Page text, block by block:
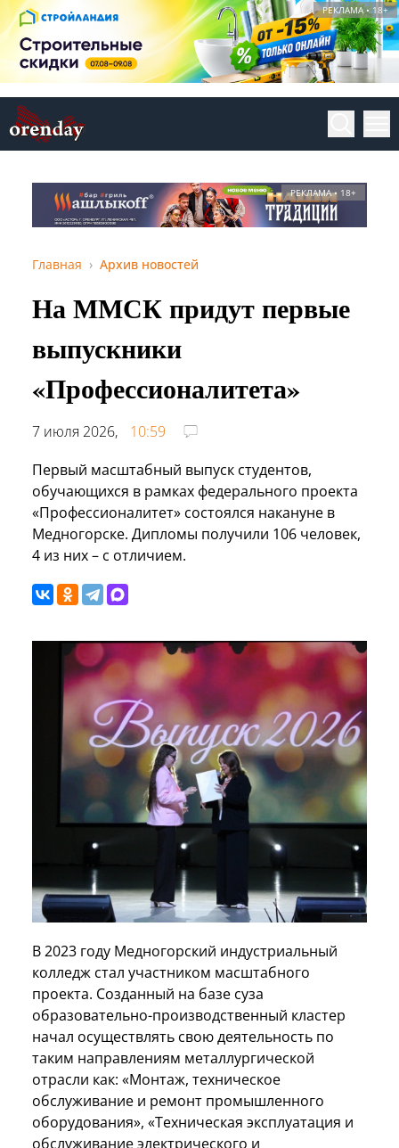
РЕКЛАМА • 18+
РЕКЛАМА • 18+
Главная Архив новостей
На ММСК придут первые
выпускники
«Профессионалитета»
7 июля 2026,
10:59
Первый масштабный выпуск студентов,
обучающихся в рамках федерального проекта
«Профессионалитет» состоялся накануне в
Медногорске. Дипломы получили 106 человек,
4 из них – с отличием.
В 2023 году Медногорский индустриальный
колледж стал участником масштабного
проекта. Созданный на базе суза
образовательно-производственный кластер
начал осуществлять свою деятельность по
таким направлениям металлургической
отрасли как: «Монтаж, техническое
обслуживание и ремонт промышленного
оборудования», «Техническая эксплуатация и
обслуживание электрического и